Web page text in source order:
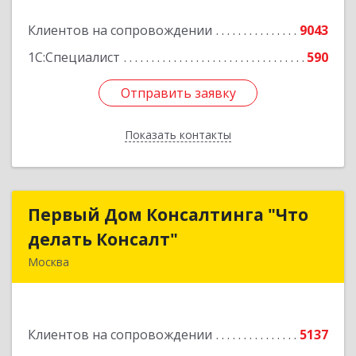
Клиентов на сопровождении
9043
1С:Специалист
590
Отправить заявку
Показать контакты
Отправить заявку
Назад
Первый Дом Консалтинга "Что
делать Консалт"
Москва
Клиентов на сопровождении
5137
Первый Дом Консалтинга "Что